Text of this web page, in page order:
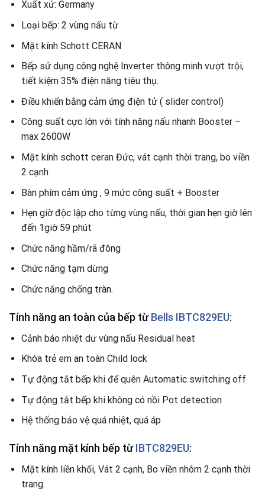
Xuất xứ: Germany
Loại bếp: 2 vùng nấu từ
Mặt kính Schott CERAN
Bếp sử dụng công nghệ Inverter thông minh vượt trội,
tiết kiệm 35% điện năng tiêu thụ.
Điều khiển bằng cảm ứng điện tử ( slider control)
Công suất cực lớn với tính năng nấu nhanh Booster –
max 2600W
Mặt kính schott ceran Đức, vát cạnh thời trang, bo viền
2 cạnh
Bàn phím cảm ứng , 9 mức công suất + Booster
Hẹn giờ độc lập cho từng vùng nấu, thời gian hẹn giờ lên
đến 1giờ 59 phút
Chức năng hầm/rã đông
Chức năng tạm dừng
Chức năng chống tràn.
Tính năng an toàn của bếp từBells IBTC829EU:
Cảnh báo nhiệt dư vùng nấu Residual heat
Khóa trẻ em an toàn Child lock
Tự động tắt bếp khi để quên Automatic switching off
Tự động tắt bếp khi không có nồi Pot detection
Hệ thống bảo vệ quá nhiệt, quá áp
Tính năng mặt kính bếp từIBTC829EU:
Mặt kính liền khối, Vát 2 cạnh, Bo viền nhôm 2 cạnh thời
trang.